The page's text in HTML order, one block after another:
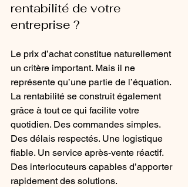
rentabilité de votre
entreprise ?
Le prix d’achat constitue naturellement
un critère important. Mais il ne
représente qu’une partie de l’équation.
La rentabilité se construit également
grâce à tout ce qui facilite votre
quotidien. Des commandes simples.
Des délais respectés. Une logistique
fiable. Un service après-vente réactif.
Des interlocuteurs capables d’apporter
rapidement des solutions.